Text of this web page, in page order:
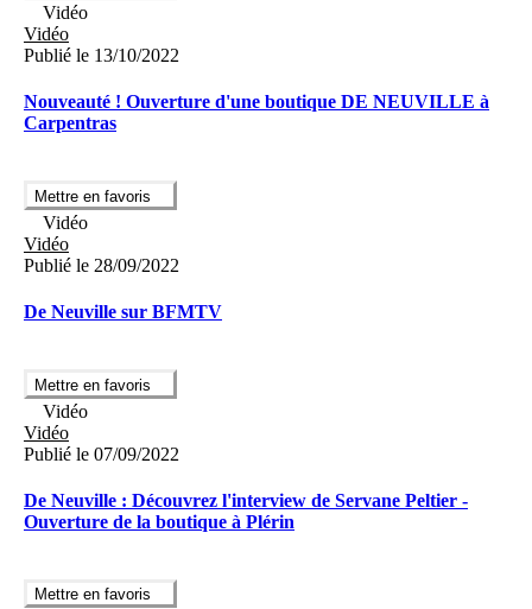
Vidéo
Vidéo
Publié le 13/10/2022
Nouveauté ! Ouverture d'une boutique DE NEUVILLE à
Carpentras
Mettre en favoris
Vidéo
Vidéo
Publié le 28/09/2022
De Neuville sur BFMTV
Mettre en favoris
Vidéo
Vidéo
Publié le 07/09/2022
De Neuville : Découvrez l'interview de Servane Peltier -
Ouverture de la boutique à Plérin
Mettre en favoris